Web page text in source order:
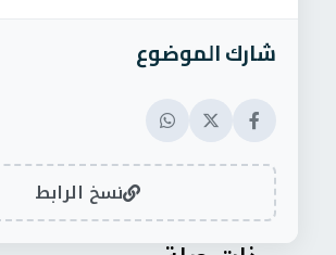
شارك الموضوع
نسخ الرابط